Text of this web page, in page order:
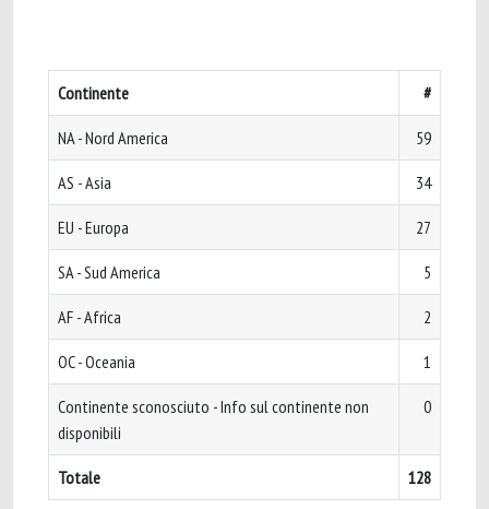
Continente #
NA - Nord America 59
AS - Asia 34
EU - Europa 27
SA - Sud America 5
AF - Africa 2
OC - Oceania 1
Continente sconosciuto - Info sul continente non
disponibili
0
Totale 128